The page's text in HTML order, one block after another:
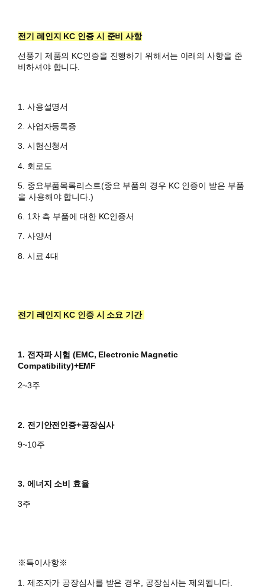
전기 레인지 KC 인증 시 준비 사항
선풍기 제품의 KC인증을 진행하기 위해서는 아래의 사항을 준
비하셔야 합니다.
1. 사용설명서
2. 사업자등록증
3. 시험신청서
4. 회로도
5. 중요부품목록리스트(중요 부품의 경우 KC 인증이 받은 부품
을 사용해야 합니다.)
6. 1차 측 부품에 대한 KC인증서
7. 사양서
8. 시료 4대
전기 레인지 KC 인증 시 소요 기간
1. 전자파 시험 (EMC, Electronic Magnetic
Compatibility)+EMF
2~3주
2. 전기안전인증+공장심사
9~10주
3. 에너지 소비 효율
3주
※특이사항※
1. 제조자가 공장심사를 받은 경우, 공장심사는 제외됩니다.